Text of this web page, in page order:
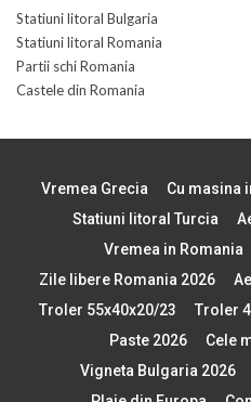
Statiuni litoral Bulgaria
Statiuni litoral Romania
Partii schi Romania
Castele din Romania
Vremea Grecia Cu masina
Statiuni litoral Turcia
Vremea in Romania
Zile libere Romania 2026
Troler 55x40x20/23
Troler
Paste 2026
Cele
Vigneta Bulgaria 2026